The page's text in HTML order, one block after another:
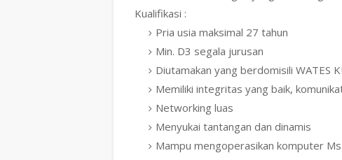
Kualifikasi :
Pria usia maksimal 27 tahun
Min. D3 segala jurusan
Diutamakan yang berdomisili WATES
Memiliki integritas yang baik,
Networking luas
Menyukai tantangan dan dinamis
Mampu mengoperasikan komputer